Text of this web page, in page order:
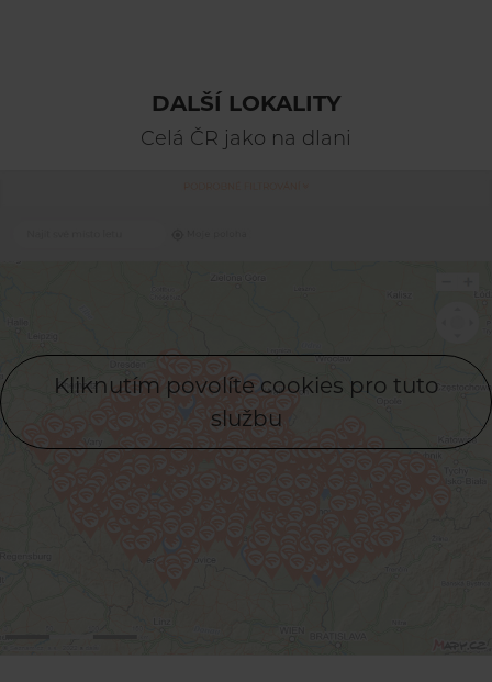
DALŠÍ LOKALITY
Celá ČR jako na dlani
Kliknutím povolíte cookies pro tuto
službu